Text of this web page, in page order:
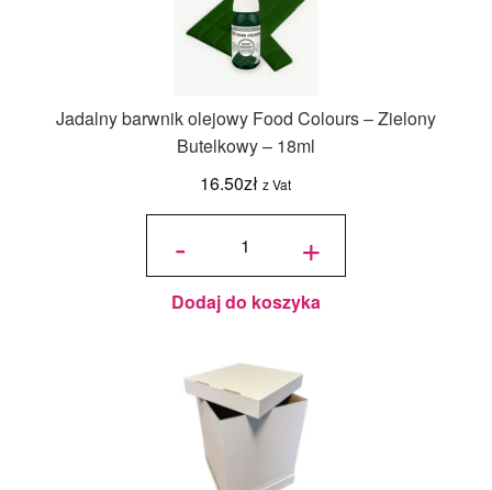
Jadalny barwnik olejowy Food Colours – Zielony
Butelkowy – 18ml
16.50zł z Vat
-
ilość
olejowy
Food
Colours -
Zielony
Butelkowy
+
Dodaj do koszyka